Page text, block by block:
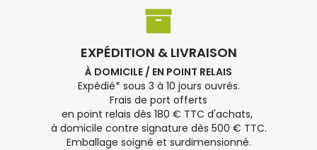
EXPÉDITION & LIVRAISON
À DOMICILE / EN POINT RELAIS
Expédié* sous 3 à 10 jours ouvrés.
Frais de port offerts
en point relais dès 180 € TTC d'achats,
à domicile contre signature dès 500 € TTC.
Emballage soigné et surdimensionné.